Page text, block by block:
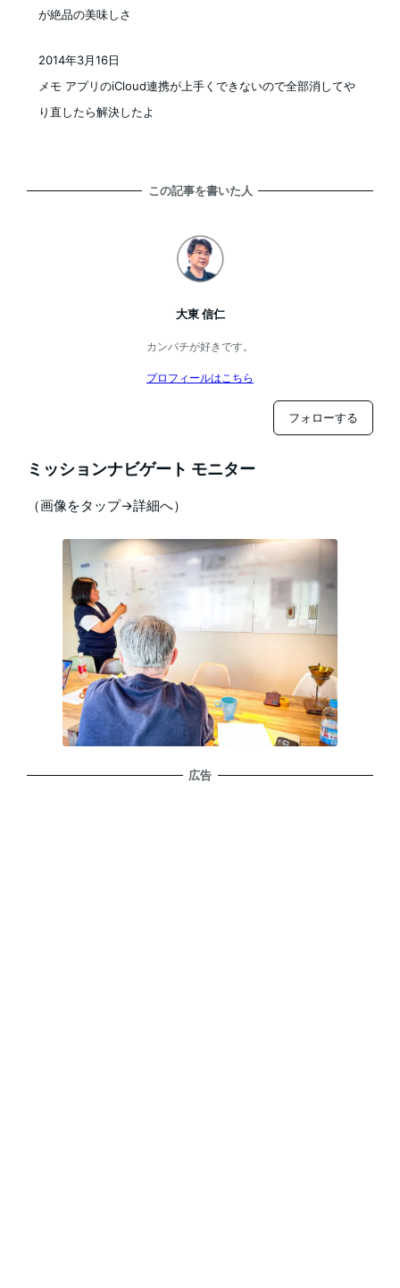
が絶品の美味しさ
メモ アプリのiCloud連携が上手くできないので全部消してや
り直したら解決したよ
2014年3月16日
この記事を書いた人
大東 信仁
カンパチが好きです。
プロフィールはこちら
フォローする
ミッションナビゲート モニター
（画像をタップ→詳細へ）
広告